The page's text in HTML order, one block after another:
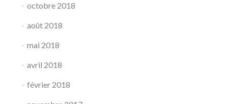
octobre 2018
août 2018
mai 2018
avril 2018
février 2018